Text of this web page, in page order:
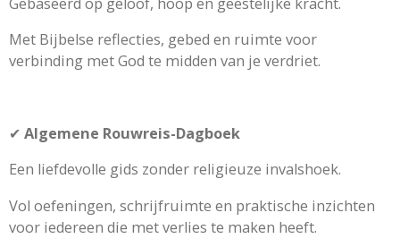
Met Bijbelse reflecties, gebed en ruimte voor
verbinding met God te midden van je verdriet.
✔ Algemene Rouwreis-Dagboek
Een liefdevolle gids zonder religieuze invalshoek.
Vol oefeningen, schrijfruimte en praktische inzichten
voor iedereen die met verlies te maken heeft.